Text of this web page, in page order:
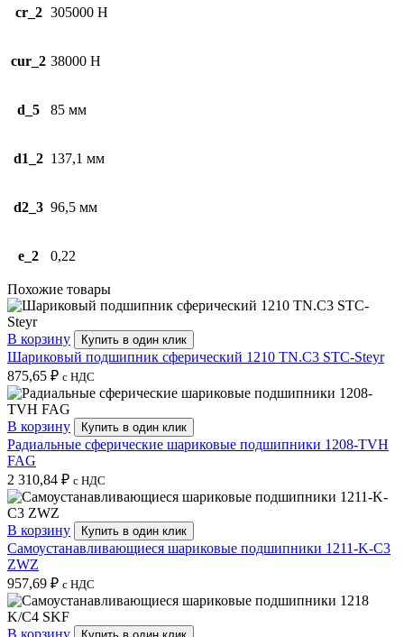
cr_2 305000 Н
cur_2 38000 Н
d_5 85 мм
d1_2 137,1 мм
d2_3 96,5 мм
e_2 0,22
Похожие товары
В корзину Купить в один клик
Шариковый подшипник сферический 1210 TN.C3 STC-Steyr
875,65 ₽ с НДС
В корзину Купить в один клик
Радиальные сферические шариковые подшипники 1208-TVH
FAG
2 310,84 ₽ с НДС
В корзину Купить в один клик
Самоустанавливающиеся шариковые подшипники 1211-K-C3
ZWZ
957,69 ₽ с НДС